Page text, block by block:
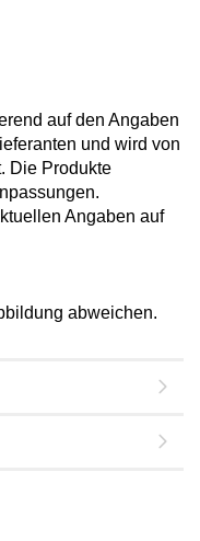
auf den Angaben
und wird von
Die Produkte
Angaben auf
abweichen.